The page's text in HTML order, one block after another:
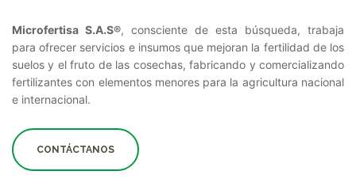
Microfertisa S.A.S®, consciente de esta búsqueda, trabaja
para ofrecer servicios e insumos que mejoran la fertilidad de los
suelos y el fruto de las cosechas, fabricando y comercializando
fertilizantes con elementos menores para la agricultura nacional
e internacional.
CONTÁCTANOS